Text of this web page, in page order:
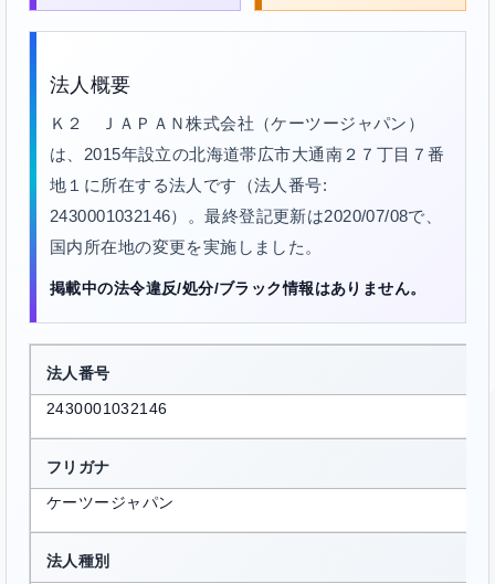
法人概要
Ｋ２ ＪＡＰＡＮ株式会社（ケーツージャパン）
は、2015年設立の北海道帯広市大通南２７丁目７番
地１に所在する法人です（法人番号:
2430001032146）。最終登記更新は2020/07/08で、
国内所在地の変更を実施しました。
掲載中の法令違反/処分/ブラック情報はありません。
法人番号
2430001032146
フリガナ
ケーツージャパン
法人種別